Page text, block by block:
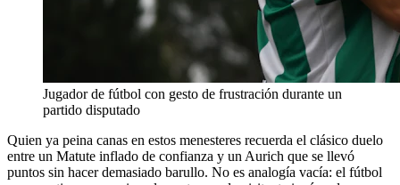
Jugador de fútbol con gesto de frustración durante un
partido disputado
Quien ya peina canas en estos menesteres recuerda el clásico duelo
entre un Matute inflado de confianza y un Aurich que se llevó
puntos sin hacer demasiado barullo. No es analogía vacía: el fútbol